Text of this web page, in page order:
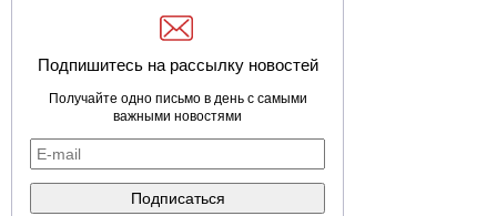
Подпишитесь на рассылку новостей
Получайте одно письмо в день с самыми
важными новостями